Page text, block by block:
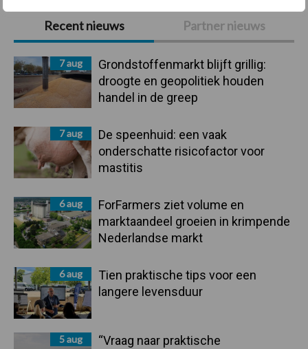
Primaire
Sidebar
Recent nieuws Partner nieuws
7 aug
Grondstoffenmarkt blijft grillig:
droogte en geopolitiek houden
handel in de greep
7 aug
De speenhuid: een vaak
onderschatte risicofactor voor
mastitis
6 aug
ForFarmers ziet volume en
marktaandeel groeien in krimpende
Nederlandse markt
6 aug
Tien praktische tips voor een
langere levensduur
5 aug
“Vraag naar praktische